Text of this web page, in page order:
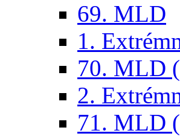
69. MLD
1.
70. MLD
2.
71. MLD